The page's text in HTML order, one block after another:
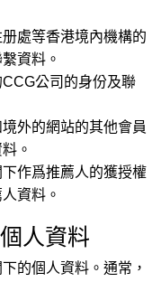
處等香港境內機構的
資料。
公司的身份及聯
外的網站的其他會員
。
作爲推薦人的獲授權
資料。
人資料
的個人資料。通常，